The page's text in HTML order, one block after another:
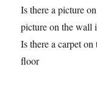
Is there a picture
picture on the wall
Is there a carpet
floor